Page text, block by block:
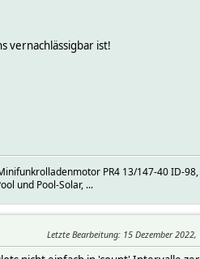
vernachlässigbar ist!
PR4 13/147-40 ID-
und Pool-Solar, ...
Letzte Bearbeitung: 15 Dezember